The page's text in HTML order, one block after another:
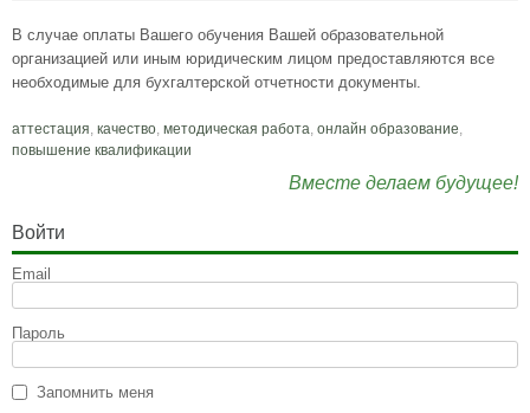
В случае оплаты Вашего обучения Вашей образовательной
организацией или иным юридическим лицом предоставляются все
необходимые для бухгалтерской отчетности документы.
аттестация, качество, методическая работа, онлайн образование,
повышение квалификации
Вместе делаем будущее!
Войти
Email
Пароль
Запомнить меня